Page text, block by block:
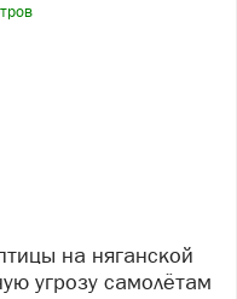
угрозу самолётам